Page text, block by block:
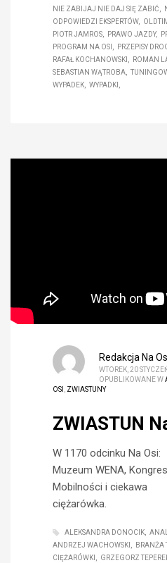
NIE ZABIJAJ NIE DAJ SIĘ ZABIĆ
ODPOWIEDZI EKSPERTÓW
PIOTR JAMROS
PRAWO JAZDY
PROGRAM NA OSI
PRZEPISY
RAFAŁ KOCHANOWSKI
ROMAN
SEBASTIAN WĄTROBA
WYPADEK
WYPADKI
Redakcja Na
WTOREK, 20
OPUBLIKOWANE W
OSI
ZWIASTUNY
ZWIASTUN
W 1170 odcinku Na Osi:
Muzeum WENA,
Mobilności i ciekawa
ciężarówka.
ALEKSANDRA DONOCIK
ANDRZEJ WACHOWSKI
BRANŻA
CIĘŻARÓWKI
GRZEGORZ